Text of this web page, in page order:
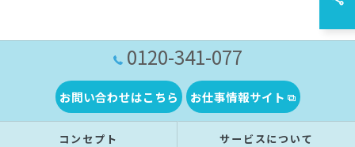
0120-341-077
お問い合わせはこちら お仕事情報サイト
コンセプト サービスについて